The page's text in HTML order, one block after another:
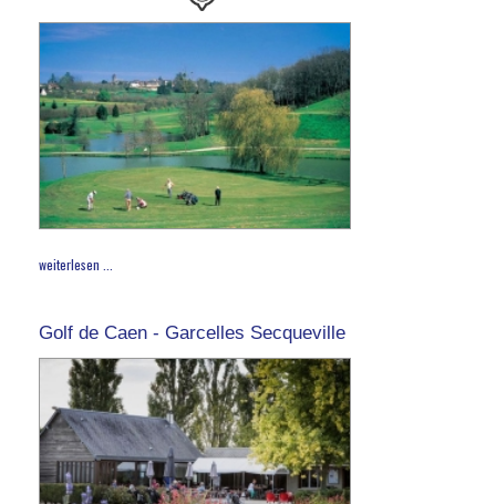
weiterlesen ...
Golf de Caen - Garcelles Secqueville